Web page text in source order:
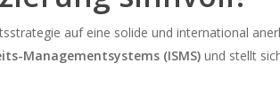
auf eine solide und international
Managementsystems (ISMS) und stellt